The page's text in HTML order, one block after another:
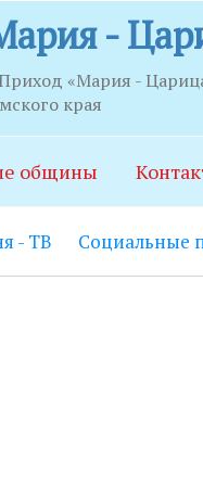
-
Приход «Мария -
края
общины
- ТВ Социальные
лестнице открыт с
в колокольню с
через вахту, первая
с 10.00 до 14.00,